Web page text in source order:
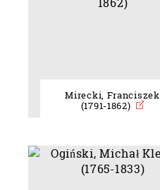
Mirecki, Franciszek
(1791-1862)